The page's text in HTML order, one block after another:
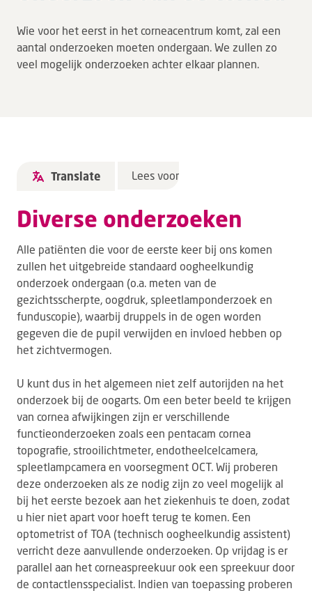
Uw ervaring telt
Uw gegevens
Verwijzers
MijnDZ
Wie voor het eerst in het corneacentrum komt, zal een
aantal onderzoeken moeten ondergaan. We zullen zo
veel mogelijk onderzoeken achter elkaar plannen.
Translate Lees voor
Diverse onderzoeken
Alle patiënten die voor de eerste keer bij ons komen
zullen het uitgebreide standaard oogheelkundig
onderzoek ondergaan (o.a. meten van de
gezichtsscherpte, oogdruk, spleetlamponderzoek en
funduscopie), waarbij druppels in de ogen worden
gegeven die de pupil verwijden en invloed hebben op
het zichtvermogen.
U kunt dus in het algemeen niet zelf autorijden na het
onderzoek bij de oogarts. Om een beter beeld te krijgen
van cornea afwijkingen zijn er verschillende
functieonderzoeken zoals een pentacam cornea
topografie, strooilichtmeter, endotheelcelcamera,
spleetlampcamera en voorsegment OCT. Wij proberen
deze onderzoeken als ze nodig zijn zo veel mogelijk al
bij het eerste bezoek aan het ziekenhuis te doen, zodat
u hier niet apart voor hoeft terug te komen. Een
optometrist of TOA (technisch oogheelkundig assistent)
verricht deze aanvullende onderzoeken. Op vrijdag is er
parallel aan het corneaspreekuur ook een spreekuur door
de contactlensspecialist. Indien van toepassing proberen